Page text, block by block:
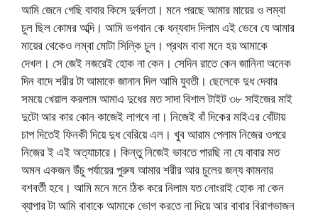
আমি জেনে গেছি বাবার কিসে দুর্বলতা। মনে পরছে আমার মায়ের ও লম্বা
চুল ছিল কোমর অব্দি। আমি ভগবান কে ধন্যবাদ দিলাম এই ভেবে যে আমার
মায়ের থেকেও লম্বা মোটা সিল্কি চুল। প্রথম বাবা মনে হয় আমাকে
দেখল। সে জেই নজরেই হোক না কেন। সেদিন রাতে কেন জানিনা অনেক
দিন বাদে শরীর টা আমাকে জানান দিল আমি যুবতী। ছেলেকে দুধ দেবার
সময়ে খেয়াল করলাম আমাএ দুধের মত সাদা বিশাল টাইট ৩৮ সাইজের মাই
দুটো আর কার কোন কাজেই লাগবে না। নিজেই বাঁ দিকের মাইএর বোঁটায়
চাপ দিতেই ফিনকী দিয়ে দুধ বেরিয়ে এল। খুব আরাম পেলাম নিজের ওপরে
নিজের ই এই অত্যাচারে। কিন্তু নিজেই ভাবতে পারছি না যে বাবার মত
অমন একজন উঁচু পর্যায়ের পুরুষ আমার শরীর আর চুলের জন্য কামনার
বশবর্তী হবে। আমি মনে মনে ঠিক করে নিলাম যত নোংরাই হোক না কেন
ব্যাপার টা আমি বাবাকে আমাকে ভোগ করতে না দিয়ে আর বাবার বিরাগভাজন